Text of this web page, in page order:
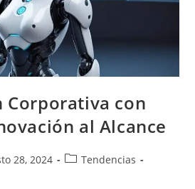
Corporativa con
al Alcance
28, 2024
Tendencias